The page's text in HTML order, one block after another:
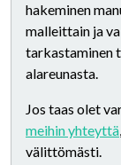
hakeminen
malleittain ja
tarkastaminen
alareunasta.
Jos taas olet
meihin yhteyttä
välittömästi.